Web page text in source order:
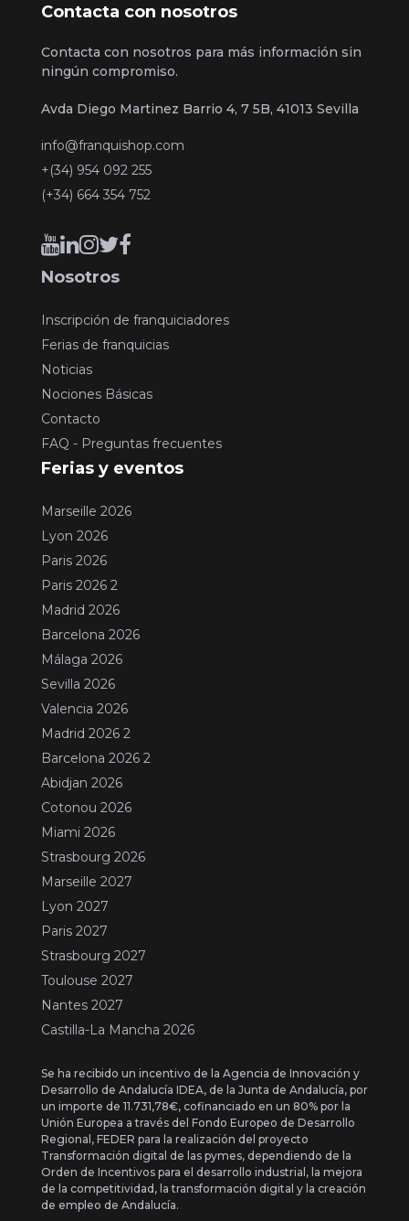
Contacta con nosotros
Contacta con nosotros para más información sin
ningún compromiso.
Avda Diego Martinez Barrio 4, 7 5B, 41013 Sevilla
info@franquishop.com
+(34) 954 092 255
(+34) 664 354 752
Nosotros
Inscripción de franquiciadores
Ferias de franquicias
Noticias
Nociones Básicas
Contacto
FAQ - Preguntas frecuentes
Ferias y eventos
Marseille 2026
Lyon 2026
Paris 2026
Paris 2026 2
Madrid 2026
Barcelona 2026
Málaga 2026
Sevilla 2026
Valencia 2026
Madrid 2026 2
Barcelona 2026 2
Abidjan 2026
Cotonou 2026
Miami 2026
Strasbourg 2026
Marseille 2027
Lyon 2027
Paris 2027
Strasbourg 2027
Toulouse 2027
Nantes 2027
Castilla-La Mancha 2026
Se ha recibido un incentivo de la Agencia de Innovación y
Desarrollo de Andalucía IDEA, de la Junta de Andalucía, por
un importe de 11.731,78€, cofinanciado en un 80% por la
Unión Europea a través del Fondo Europeo de Desarrollo
Regional, FEDER para la realización del proyecto
Transformación digital de las pymes, dependiendo de la
Orden de Incentivos para el desarrollo industrial, la mejora
de la competitividad, la transformación digital y la creación
de empleo de Andalucía.